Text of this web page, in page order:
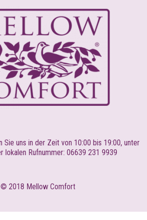
Sie uns in der Zeit von 10:00 bis 19:00, unter
lokalen Rufnummer: 06639 231 9939
© 2018 Mellow Comfort